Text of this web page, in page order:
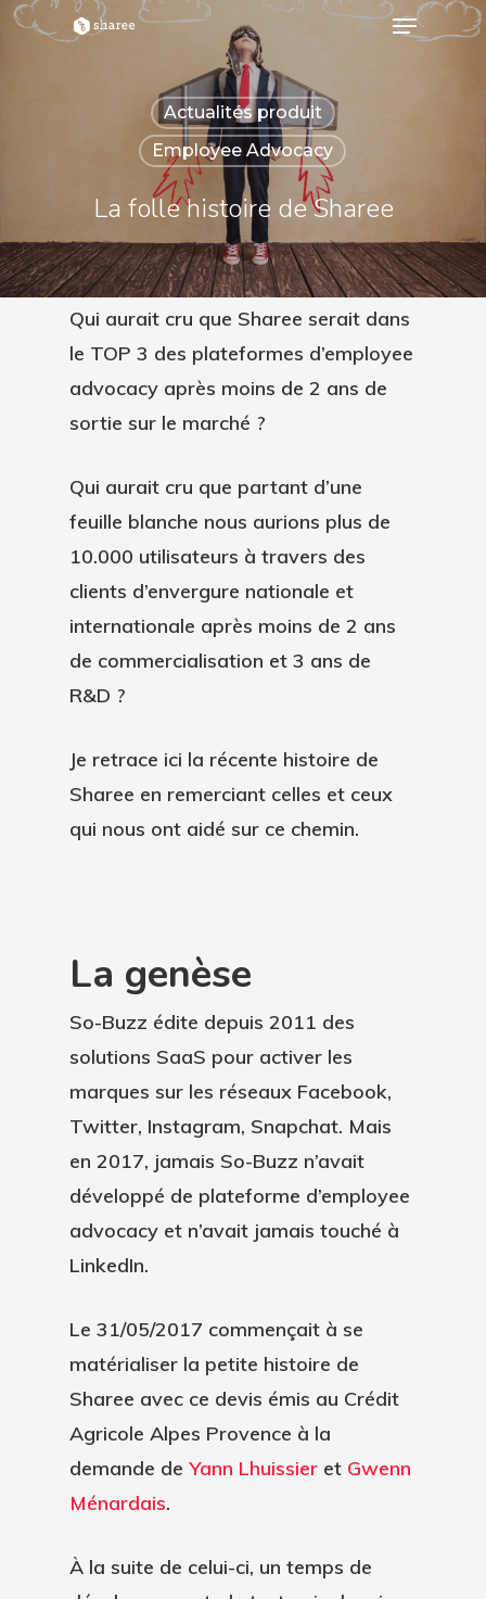
Hit enter to search or ESC to close
Actualités produit
Employee Advocacy
La folle histoire de Sharee
Qui aurait cru que Sharee serait dans
le TOP 3 des plateformes d’employee
advocacy après moins de 2 ans de
sortie sur le marché ?
Qui aurait cru que partant d’une
feuille blanche nous aurions plus de
10.000 utilisateurs à travers des
clients d’envergure nationale et
internationale après moins de 2 ans
de commercialisation et 3 ans de
R&D ?
Je retrace ici la récente histoire de
Sharee en remerciant celles et ceux
qui nous ont aidé sur ce chemin.
La genèse
So-Buzz édite depuis 2011 des
solutions SaaS pour activer les
marques sur les réseaux Facebook,
Twitter, Instagram, Snapchat. Mais
en 2017, jamais So-Buzz n’avait
développé de plateforme d’employee
advocacy et n’avait jamais touché à
LinkedIn.
Le 31/05/2017 commençait à se
matérialiser la petite histoire de
Sharee avec ce devis émis au Crédit
Agricole Alpes Provence à la
demande deYann Lhuissier et Gwenn
Ménardais.
À la suite de celui-ci, un temps de